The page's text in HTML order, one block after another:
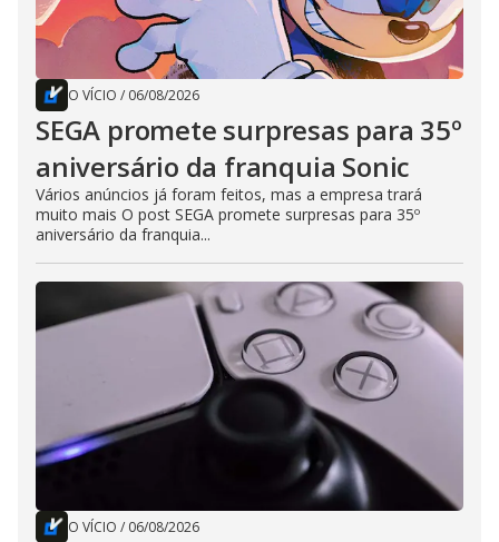
O VÍCIO / 06/08/2026
SEGA promete surpresas para 35º
aniversário da franquia Sonic
Vários anúncios já foram feitos, mas a empresa trará
muito mais O post SEGA promete surpresas para 35º
aniversário da franquia...
O VÍCIO / 06/08/2026